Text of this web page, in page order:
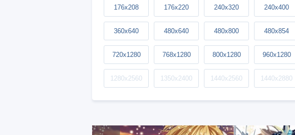
176x208 176x220 240x320 240x400
360x640 480x640 480x800 480x854
720x1280 768x1280 800x1280 960x1280
1280x2560 1350x2400 1440x2560 1440x2880